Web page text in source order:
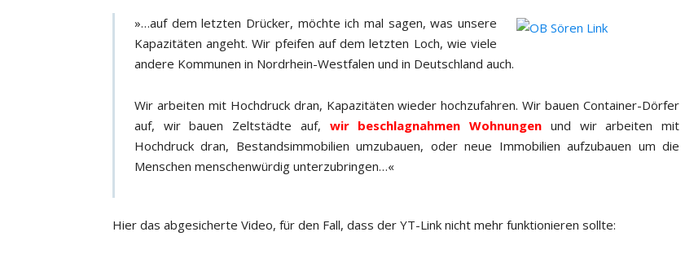
»…auf dem letzten Drücker, möchte ich mal sagen, was unsere
Kapazitäten angeht. Wir pfeifen auf dem letzten Loch, wie viele
andere Kommunen in Nordrhein-Westfalen und in Deutschland auch.
Wir arbeiten mit Hochdruck dran, Kapazitäten wieder hochzufahren. Wir bauen Container-Dörfer
auf, wir bauen Zeltstädte auf, wir beschlagnahmen Wohnungen und wir arbeiten mit
Hochdruck dran, Bestandsimmobilien umzubauen, oder neue Immobilien aufzubauen um die
Menschen menschenwürdig unterzubringen…«
Hier das abgesicherte Video, für den Fall, dass der YT-Link nicht mehr funktionieren sollte: